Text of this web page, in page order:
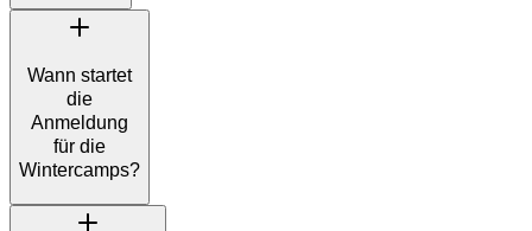
Wann startet
die
Anmeldung
für die
Wintercamps?